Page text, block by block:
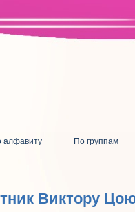
алфавиту По группам
Виктору